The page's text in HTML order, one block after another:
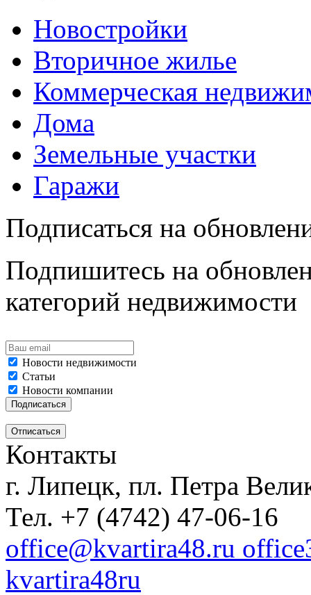
Новостройки
Вторичное жилье
Коммерческая
Дома
Земельные участки
Гаражи
Подписаться на
Подпишитесь на
категорий недвижимости
Новости недвижимости
Статьи
Новости компании
Контакты
г. Липецк, пл. Петра
Тел. +7 (4742) 47-06-16
office@kvartira48.ru
kvartira48ru